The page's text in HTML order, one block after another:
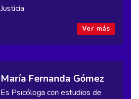
Justicia
Ver más
María Fernanda Gómez
Es Psicóloga con estudios de